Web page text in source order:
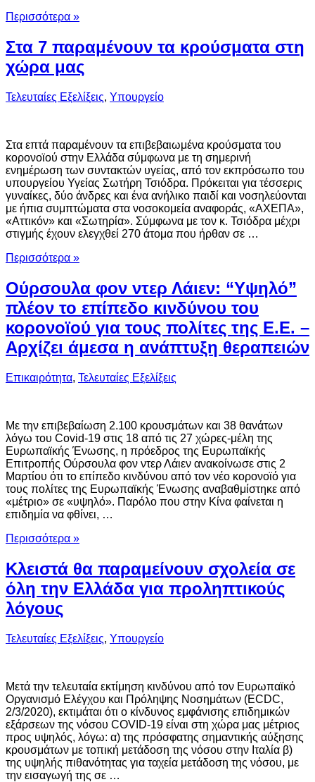
Περισσότερα »
Στα 7 παραμένουν τα κρούσματα στη
χώρα μας
Τελευταίες Εξελίξεις, Υπουργείο
Στα επτά παραμένουν τα επιβεβαιωμένα κρούσματα του
κορονοϊού στην Ελλάδα σύμφωνα με τη σημερινή
ενημέρωση των συντακτών υγείας, από τον εκπρόσωπο του
υπουργείου Υγείας Σωτήρη Τσιόδρα. Πρόκειται για τέσσερις
γυναίκες, δύο άνδρες και ένα ανήλικο παιδί και νοσηλεύονται
με ήπια συμπτώματα στα νοσοκομεία αναφοράς, «ΑΧΕΠΑ»,
«Αττικόν» και «Σωτηρία». Σύμφωνα με τον κ. Τσιόδρα μέχρι
στιγμής έχουν ελεγχθεί 270 άτομα που ήρθαν σε …
Περισσότερα »
Ούρσουλα φον ντερ Λάιεν: “Υψηλό”
πλέον το επίπεδο κινδύνου του
κορονοϊού για τους πολίτες της Ε.Ε. –
Αρχίζει άμεσα η ανάπτυξη θεραπειών
Επικαιρότητα, Τελευταίες Εξελίξεις
Με την επιβεβαίωση 2.100 κρουσμάτων και 38 θανάτων
λόγω του Covid-19 στις 18 από τις 27 χώρες-μέλη της
Ευρωπαϊκής Ένωσης, η πρόεδρος της Ευρωπαϊκής
Επιτροπής Ούρσουλα φον ντερ Λάιεν ανακοίνωσε στις 2
Μαρτίου ότι το επίπεδο κινδύνου από τον νέο κορονοϊό για
τους πολίτες της Ευρωπαϊκής Ένωσης αναβαθμίστηκε από
«μέτριο» σε «υψηλό». Παρόλο που στην Κίνα φαίνεται η
επιδημία να φθίνει, …
Περισσότερα »
Κλειστά θα παραμείνουν σχολεία σε
όλη την Ελλάδα για προληπτικούς
λόγους
Τελευταίες Εξελίξεις, Υπουργείο
Μετά την τελευταία εκτίμηση κινδύνου από τον Ευρωπαϊκό
Οργανισμό Ελέγχου και Πρόληψης Νοσημάτων (ECDC,
2/3/2020), εκτιμάται ότι ο κίνδυνος εμφάνισης επιδημικών
εξάρσεων της νόσου COVID-19 είναι στη χώρα μας μέτριος
προς υψηλός, λόγω: α) της πρόσφατης σημαντικής αύξησης
κρουσμάτων με τοπική μετάδοση της νόσου στην Ιταλία β)
της υψηλής πιθανότητας για ταχεία μετάδοση της νόσου, με
την εισαγωγή της σε …